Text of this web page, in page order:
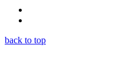
back to top